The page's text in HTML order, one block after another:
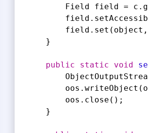
Field field =
field.set(object,
}
public static void
oos.close();
}